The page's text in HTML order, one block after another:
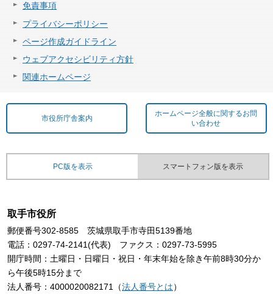
免責事項
プライバシーポリシー
ページ作成ガイドライン
ウェブアクセシビリティ方針
関連ホームページ
市役所庁舎案内
ホームページ全般に関するお問
い合わせ
PC版を表示 スマートフォン版を表示
取手市役所
郵便番号302-8585 茨城県取手市寺田5139番地
電話：0297-74-2141(代表) ファクス：0297-73-5995
開庁時間：土曜日・日曜日・祝日・年末年始を除き午前8時30分か
ら午後5時15分まで
法人番号：4000020082171（法人番号とは）